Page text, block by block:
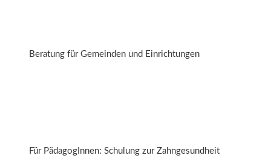
Beratung für Gemeinden und Einrichtungen
Für PädagogInnen: Schulung zur Zahngesundheit